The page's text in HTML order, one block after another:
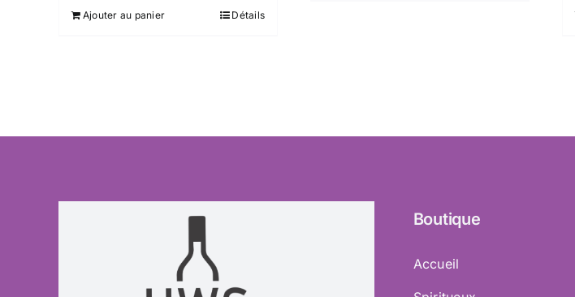
Ajouter au panier Détails
Boutique
Accueil